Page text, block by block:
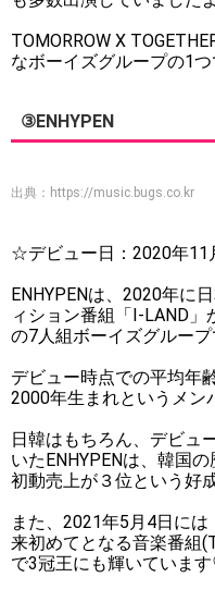
TOMORROW X
なボーイズグループの1
③ENHYPEN
出典： https://music.bugs.co.kr
☆デビュー日：2020年11
ENHYPENは、2020年に
ィション番組「I-LAND」
の7人組ボーイズグルー
デビュー時点での平均年
2000年生まれというメン
日韓はもちろん、デビュ
いたENHYPENは、韓国
初動売上が３位という好
また、2021年5月4日に
来初めてとなる音楽番組
で3冠王にも輝いていま